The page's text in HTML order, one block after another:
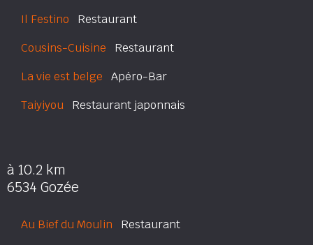
Il Festino Restaurant
Cousins-Cuisine Restaurant
La vie est belge Apéro-Bar
Taiyiyou Restaurant japonnais
à 10.2 km
6534 Gozée
Au Bief du Moulin Restaurant